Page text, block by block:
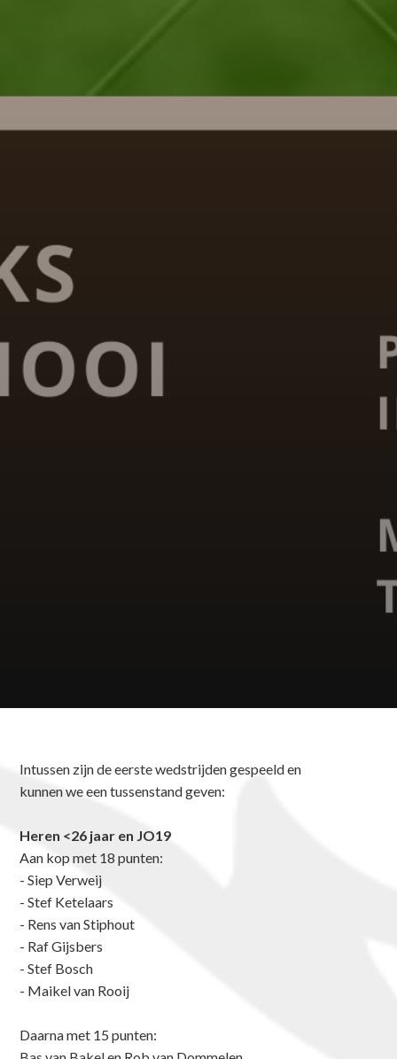
Intussen zijn de eerste wedstrijden gespeeld en
kunnen we een tussenstand geven:
Heren <26 jaar en JO19
Aan kop met 18 punten:
- Siep Verweij
- Stef Ketelaars
- Rens van Stiphout
- Raf Gijsbers
- Stef Bosch
- Maikel van Rooij
Daarna met 15 punten: